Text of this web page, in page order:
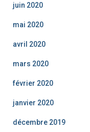
juin 2020
mai 2020
avril 2020
mars 2020
février 2020
janvier 2020
décembre 2019